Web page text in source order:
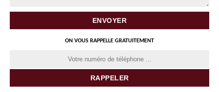
ON VOUS RAPPELLE GRATUITEMENT